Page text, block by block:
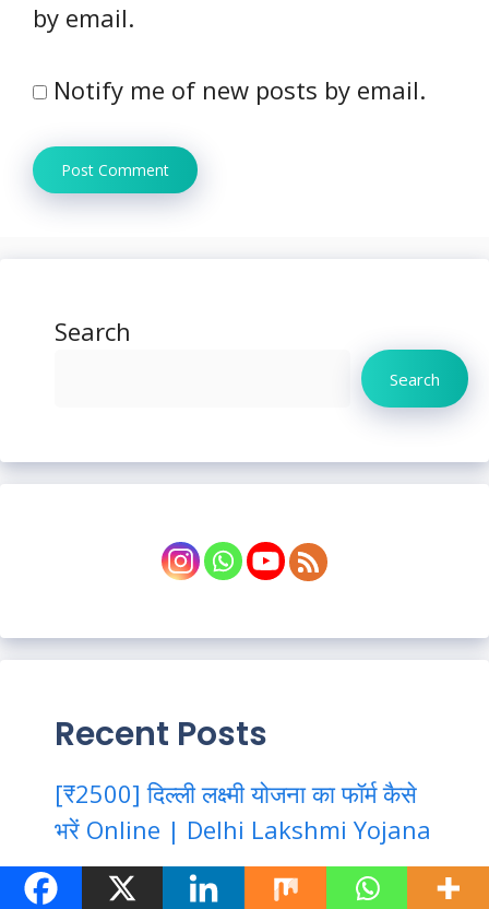
by email.
Notify me of new posts by email.
Search
Search
Recent Posts
[₹2500] दिल्ली लक्ष्मी योजना का फॉर्म कैसे
भरें Online | Delhi Lakshmi Yojana
SIR Form Delhi Online Apply